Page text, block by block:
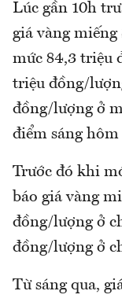
Lúc gần 10h
giá vàng
mức 84,3 triệu
triệu đồng/
đồng/lượng ở
điểm sáng hôm
Trước đó khi
báo giá vàng
đồng/lượng ở
đồng/lượng ở
Từ sáng qua,